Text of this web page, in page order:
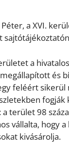
a XVI.
a
és
feléért sikerül
fogják
terület 98
vállalta, hogy a
kivásárolja.